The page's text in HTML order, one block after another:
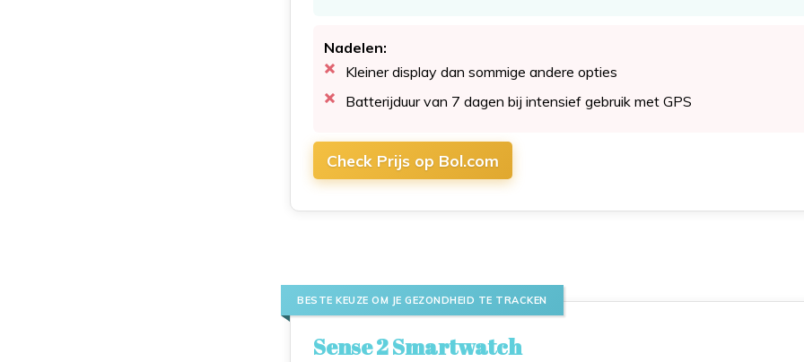
Nadelen:
Kleiner display dan sommige andere opties
Batterijduur van 7 dagen bij intensief gebruik met GPS
Check Prijs op Bol.com
BESTE KEUZE OM JE GEZONDHEID TE TRACKEN
Sense 2 Smartwatch